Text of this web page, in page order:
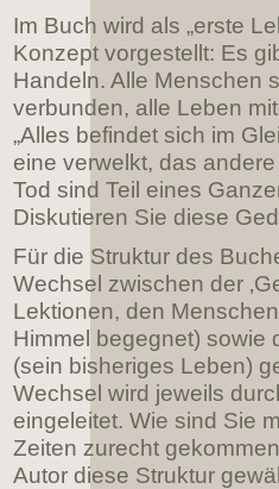
Im Buch wird als „erste
Konzept vorgestellt: Es
Handeln. Alle Menschen
verbunden, alle Leben
„Alles befindet sich im
eine verwelkt, das
Tod sind Teil eines
Diskutieren Sie diese
Für die Struktur des
Wechsel zwischen der
Lektionen, den
Himmel begegnet) sowie
(sein bisheriges Leben)
Wechsel wird jeweils
eingeleitet. Wie sind Sie
Zeiten zurecht
Autor diese Struktur